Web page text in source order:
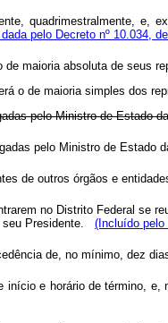
quadrimestralmente, e,
pelo Decreto nº 10.034,
maioria absoluta de seus
o de maioria simples dos
pelo Ministro de Estado
pelo Ministro de Estado
de outros órgãos e
no Distrito Federal se
seu Presidente. (Incluído pelo
de, no mínimo, dez
e horário de término,